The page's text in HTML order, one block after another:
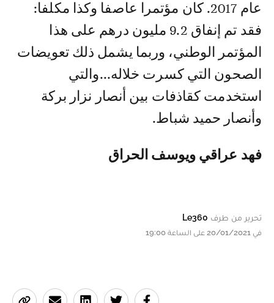
عام 2017. كان مؤتمرا عاصفا وكذا مكلفا:
فقد تم إنفاق 9.2 مليون درهم على هذا
المؤتمر الوطني، وربما يشمل ذلك تعويضات
الصحون التي كسرت خلاله...والتي
استخدمت كقاذفات بين أنصار نزار بركة
وأنصار حميد شباط.
فهد عراقي ويوسف الحراق
تحرير من طرف Le360
في 20/01/2021 على الساعة 19:00